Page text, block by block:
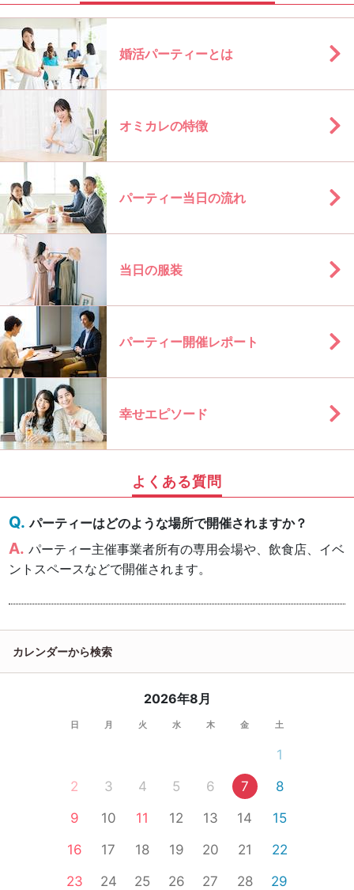
婚活パーティーとは
オミカレの特徴
パーティー当日の流れ
当日の服装
パーティー開催レポート
幸せエピソード
よくある質問
パーティーはどのような場所で開催されますか？
パーティー主催事業者所有の専用会場や、飲食店、イベ
ントスペースなどで開催されます。
カレンダーから検索
2026年8月
日 月 火 水 木 金 土
1
2
3 4 5 6 7
8
9
10 11 12 13 14
15
16
17 18 19 20 21
22
23
24 25 26 27 28 29